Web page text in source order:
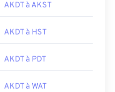
AKDT à AKST
AKDT à HST
AKDT à PDT
AKDT à WAT